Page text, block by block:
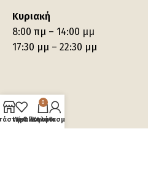
Κυριακή
8:00 πμ – 14:00 μμ
17:30 μμ – 22:30 μμ
Wishlist
0
Καλάθι
Ο λογαριασμός μου